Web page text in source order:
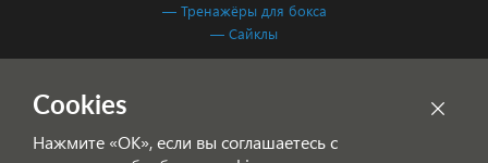
— Тренажёры для бокса
— Сайклы
Согласие на обработку персональных данных
Cookies
Нажмите «ОК», если вы соглашаетесь с